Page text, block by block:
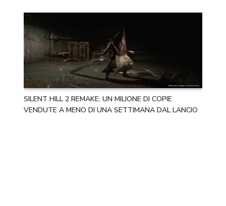
SILENT HILL 2 REMAKE: UN MILIONE DI COPIE
VENDUTE A MENO DI UNA SETTIMANA DAL LANCIO